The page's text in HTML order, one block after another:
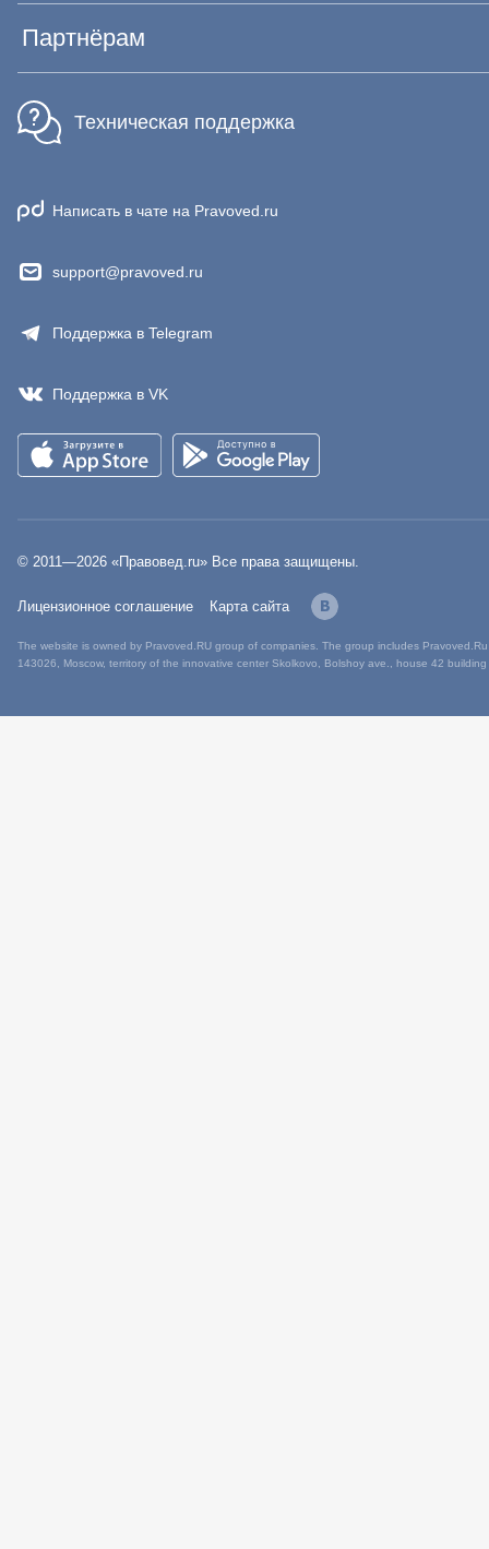
Партнёрам
Техническая поддержка
Написать в чате на Pravoved.ru
support@pravoved.ru
Поддержка в Telegram
Поддержка в VK
© 2011—2026 «Правовед.ru» Все права защищены.
Лицензионное соглашение Карта сайта
The website is owned by Pravoved.RU group of companies. The group includes
143026, Moscow, territory of the innovative center Skolkovo, Bolshoy ave., house 42